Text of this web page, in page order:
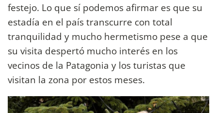
festejo. Lo que sí podemos afirmar es que su
estadía en el país transcurre con total
tranquilidad y mucho hermetismo pese a que
su visita despertó mucho interés en los
vecinos de la Patagonia y los turistas que
visitan la zona por estos meses.